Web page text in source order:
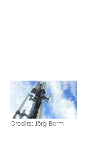
Credits: Jörg Borm